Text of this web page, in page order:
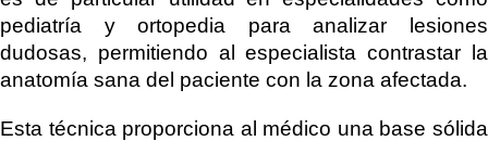
pediatría y ortopedia para analizar lesiones
dudosas, permitiendo al especialista contrastar la
anatomía sana del paciente con la zona afectada.
Esta técnica proporciona al médico una base sólida